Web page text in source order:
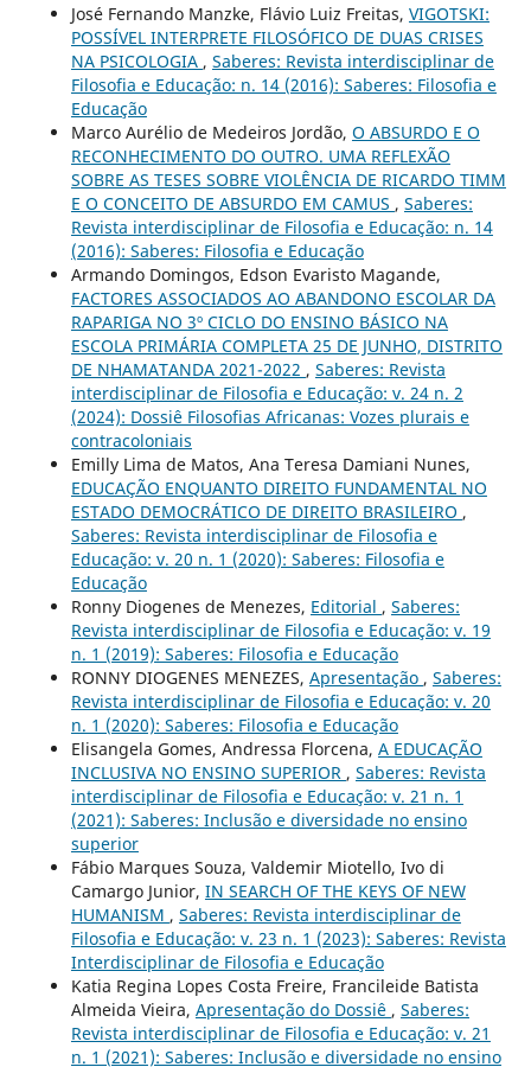
José Fernando Manzke, Flávio Luiz Freitas, VIGOTSKI:
POSSÍVEL INTERPRETE FILOSÓFICO DE DUAS CRISES
NA PSICOLOGIA , Saberes: Revista interdisciplinar de
Filosofia e Educação: n. 14 (2016): Saberes: Filosofia e
Educação
Marco Aurélio de Medeiros Jordão, O ABSURDO E O
RECONHECIMENTO DO OUTRO. UMA REFLEXÃO
SOBRE AS TESES SOBRE VIOLÊNCIA DE RICARDO TIMM
E O CONCEITO DE ABSURDO EM CAMUS , Saberes:
Revista interdisciplinar de Filosofia e Educação: n. 14
(2016): Saberes: Filosofia e Educação
Armando Domingos, Edson Evaristo Magande,
FACTORES ASSOCIADOS AO ABANDONO ESCOLAR DA
RAPARIGA NO 3º CICLO DO ENSINO BÁSICO NA
ESCOLA PRIMÁRIA COMPLETA 25 DE JUNHO, DISTRITO
DE NHAMATANDA 2021-2022 , Saberes: Revista
interdisciplinar de Filosofia e Educação: v. 24 n. 2
(2024): Dossiê Filosofias Africanas: Vozes plurais e
contracoloniais
Emilly Lima de Matos, Ana Teresa Damiani Nunes,
EDUCAÇÃO ENQUANTO DIREITO FUNDAMENTAL NO
ESTADO DEMOCRÁTICO DE DIREITO BRASILEIRO ,
Saberes: Revista interdisciplinar de Filosofia e
Educação: v. 20 n. 1 (2020): Saberes: Filosofia e
Educação
Ronny Diogenes de Menezes, Editorial , Saberes:
Revista interdisciplinar de Filosofia e Educação: v. 19
n. 1 (2019): Saberes: Filosofia e Educação
RONNY DIOGENES MENEZES, Apresentação , Saberes:
Revista interdisciplinar de Filosofia e Educação: v. 20
n. 1 (2020): Saberes: Filosofia e Educação
Elisangela Gomes, Andressa Florcena, A EDUCAÇÃO
INCLUSIVA NO ENSINO SUPERIOR , Saberes: Revista
interdisciplinar de Filosofia e Educação: v. 21 n. 1
(2021): Saberes: Inclusão e diversidade no ensino
superior
Fábio Marques Souza, Valdemir Miotello, Ivo di
Camargo Junior, IN SEARCH OF THE KEYS OF NEW
HUMANISM , Saberes: Revista interdisciplinar de
Filosofia e Educação: v. 23 n. 1 (2023): Saberes: Revista
Interdisciplinar de Filosofia e Educação
Katia Regina Lopes Costa Freire, Francileide Batista
Almeida Vieira, Apresentação do Dossiê , Saberes:
Revista interdisciplinar de Filosofia e Educação: v. 21
n. 1 (2021): Saberes: Inclusão e diversidade no ensino